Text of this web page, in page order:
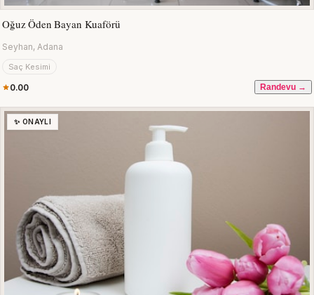
Oğuz Öden Bayan Kuaförü
Seyhan, Adana
Saç Kesimi
0.00 Randevu →
✨ ONAYLI